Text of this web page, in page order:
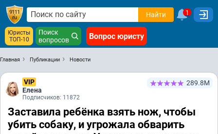
Найти 1
Юристы
ТОП-10
Поиск
вопросов
Вопрос юристу
Главная Публикации Новости
VIP
Елена
Подписчиков: 11872
289.8М
Заставила ребёнка взять нож, чтобы
убить собаку, и угрожала обварить